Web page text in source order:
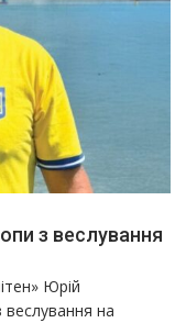
з веслування
Юрій
на